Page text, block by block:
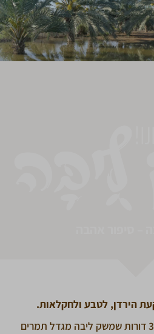
הירדן, לטבע ולחקלאות.
מאז שנות השבעים, כבר 3 דורות שמשק ליבה מגדל תמרים